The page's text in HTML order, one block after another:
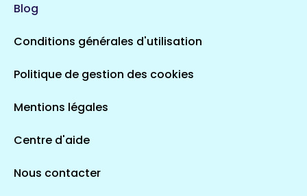
693 espaces de santé
324 espaces de santé
Loir-et-Cher
Blog
Conditions générales d'utilisation
Politique de gestion des cookies
Mentions légales
Centre d'aide
Nous contacter